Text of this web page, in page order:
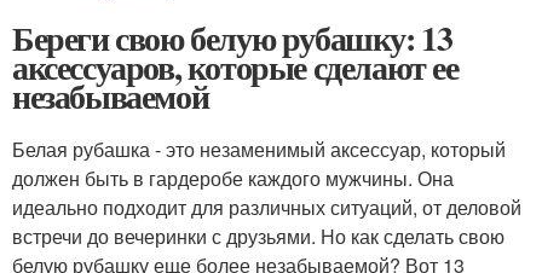
Береги свою белую рубашку: 13
аксессуаров, которые сделают ее
незабываемой
Белая рубашка - это незаменимый аксессуар, который
должен быть в гардеробе каждого мужчины. Она
идеально подходит для различных ситуаций, от деловой
встречи до вечеринки с друзьями. Но как сделать свою
белую рубашку еще более незабываемой? Вот 13